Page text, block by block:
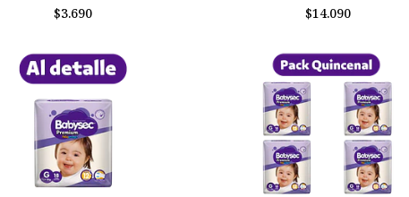
$3.690 $14.090